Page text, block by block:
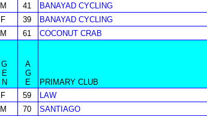
M 41
BANAYAD CYCLING
F 39
BANAYAD CYCLING
M 61 COCONUT CRAB
G
E
N
A
G
E
PRIMARY CLUB
F 59
LAW
M 70
SANTIAGO